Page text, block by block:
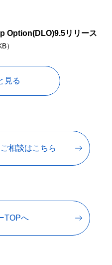
Option(DLO)9.5リリース
）
見る
相談はこちら
TOPへ